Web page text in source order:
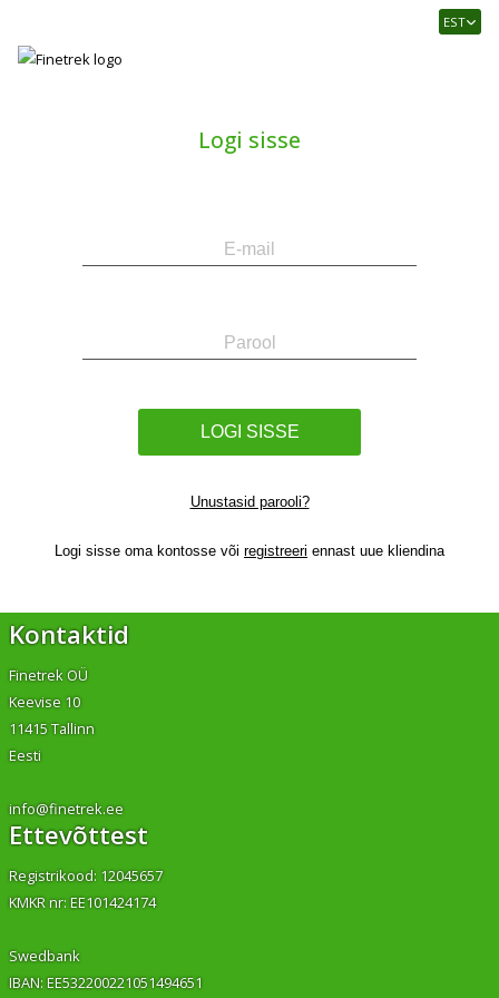
Usaldusväärne
tööstusautomaatika
EST
Logi sisse
LOGI SISSE
Unustasid parooli?
Logi sisse oma kontosse või registreeri ennast uue kliendina
Kontaktid
Finetrek OÜ
Keevise 10
11415 Tallinn
Eesti
info@finetrek.ee
Ettevõttest
Registrikood: 12045657
KMKR nr: EE101424174
Swedbank
IBAN: EE532200221051494651